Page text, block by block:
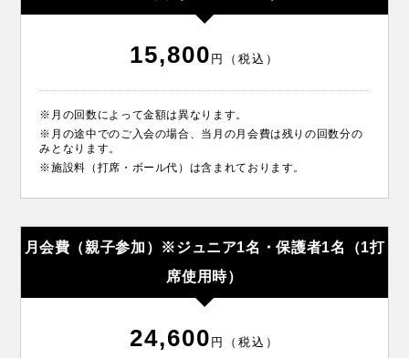
15,800 円（税込）
※月の回数によって金額は異なります。
※月の途中でのご入会の場合、当月の月会費は残りの回数分の
みとなります。
※施設料（打席・ボール代）は含まれております。
月会費（親子参加）※ジュニア1名・保護者1名（1打
席使用時）
24,600 円（税込）